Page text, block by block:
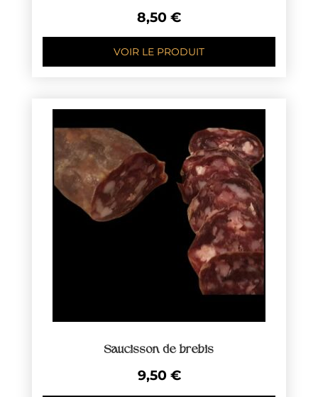
8,50 €
VOIR LE PRODUIT
Saucisson de brebis
9,50 €